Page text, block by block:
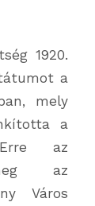
1920.
a
mely
a
Erre az
az
Város